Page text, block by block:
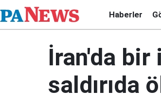
Haberler
İran'da bir
saldırıda